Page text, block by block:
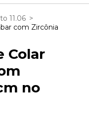
11.06 >
com Zircônia
Colar
no